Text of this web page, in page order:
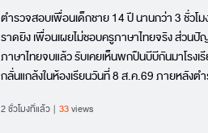
ตำรวจสอบเพื่อนเด็กชาย 14 ปี นานกว่า 3 ชั่วโม
ราดยิง เพื่อนเผยไม่ชอบครูภาษาไทยจริง ส่วน
ภาษาไทยจบแล้ว รับเคยเห็นพกปืนบีบีกันมาโรง
กลั่นแกล้งในห้องเรียนวันที่ 8 ส.ค.69 ภายหลังต
เด็...
2 ชั่วโมงที่แล้ว 33views